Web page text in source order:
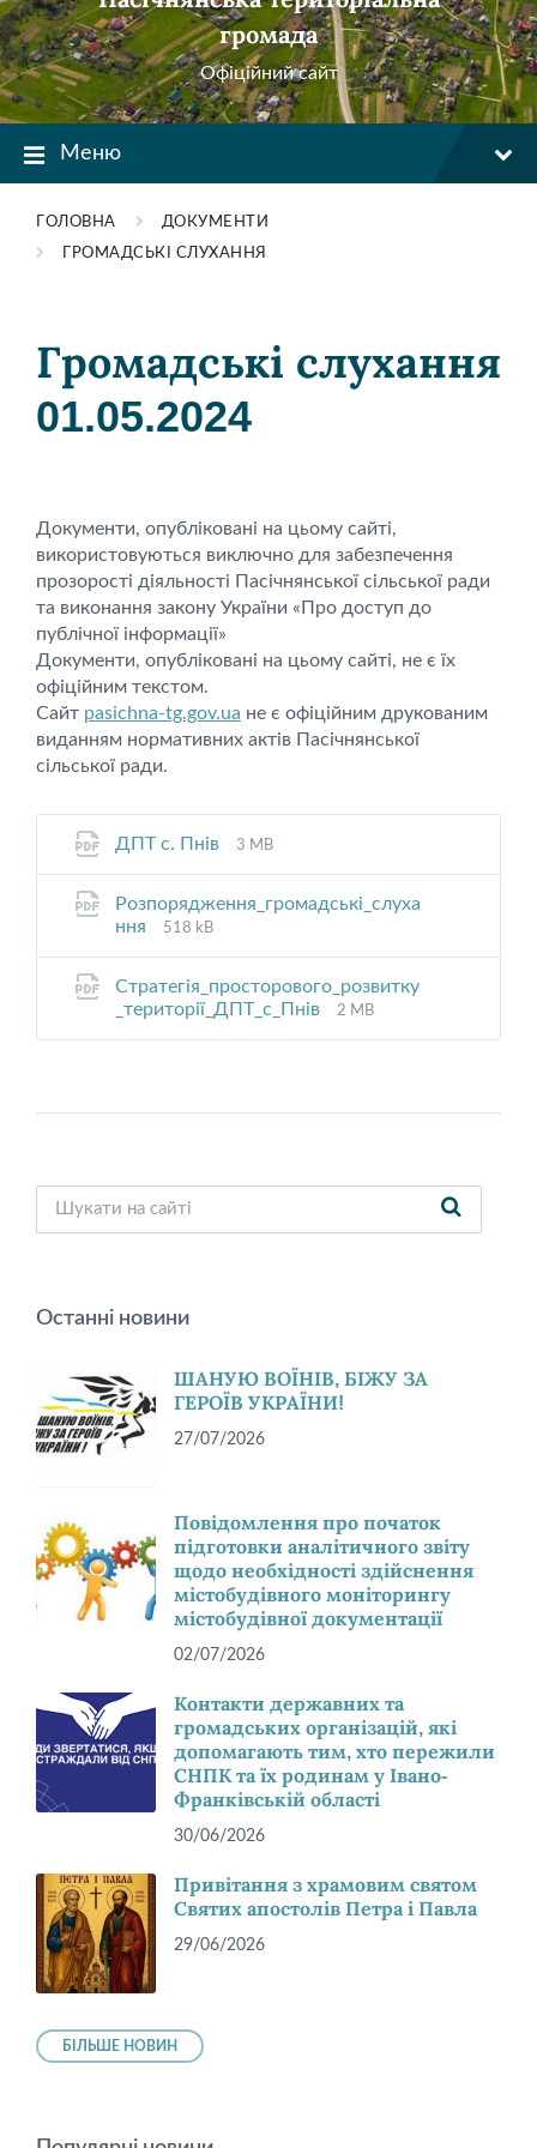
громада
Офіційний сайт
Меню
ГОЛОВНА
ДОКУМЕНТИ
ГРОМАДСЬКІ СЛУХАННЯ
Громадські слухання
01.05.2024
Документи, опубліковані на цьому сайті,
використовуються виключно для забезпечення
прозорості діяльності Пасічнянської сільської ради
та виконання закону України «Про доступ до
публічної інформації»
Документи, опубліковані на цьому сайті, не є їх
офіційним текстом.
Сайт pasichna-tg.gov.ua не є офіційним друкованим
виданням нормативних актів Пасічнянської
сільської ради.
ДПТ с. Пнів
File
File
3 MB
Розпорядження_громадські_слуха
ння
File
File
518 kB
Стратегія_просторового_розвитку
_території_ДПТ_с_Пнів
File
File
2 MB
Останні новини
ШАНУЮ ВОЇНІВ, БІЖУ ЗА
ГЕРОЇВ УКРАЇНИ!
27/07/2026
Повідомлення про початок
підготовки аналітичного звіту
щодо необхідності здійснення
містобудівного моніторингу
містобудівної документації
02/07/2026
Контакти державних та
громадських організацій, які
допомагають тим, хто пережили
СНПК та їх родинам у Івано-
Франківській області
30/06/2026
Привітання з храмовим святом
Святих апостолів Петра і Павла
29/06/2026
БІЛЬШЕ НОВИН